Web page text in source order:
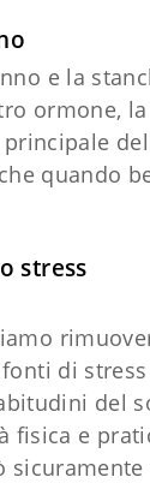
e la
ormone,
quando
stress
di
del
fisica e